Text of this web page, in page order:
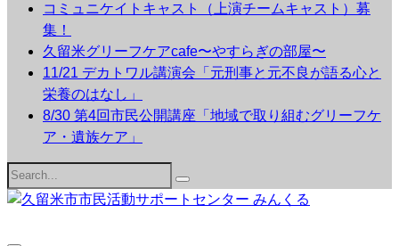
コミュニケイトキャスト（上演チームキャスト）募
集！
久留米グリーフケアcafe〜やすらぎの部屋〜
11/21 デカトワル講演会「元刑事と元不良が語る心と
栄養のはなし」
8/30 第4回市民公開講座「地域で取り組むグリーフケ
ア・遺族ケア」
Search
for: